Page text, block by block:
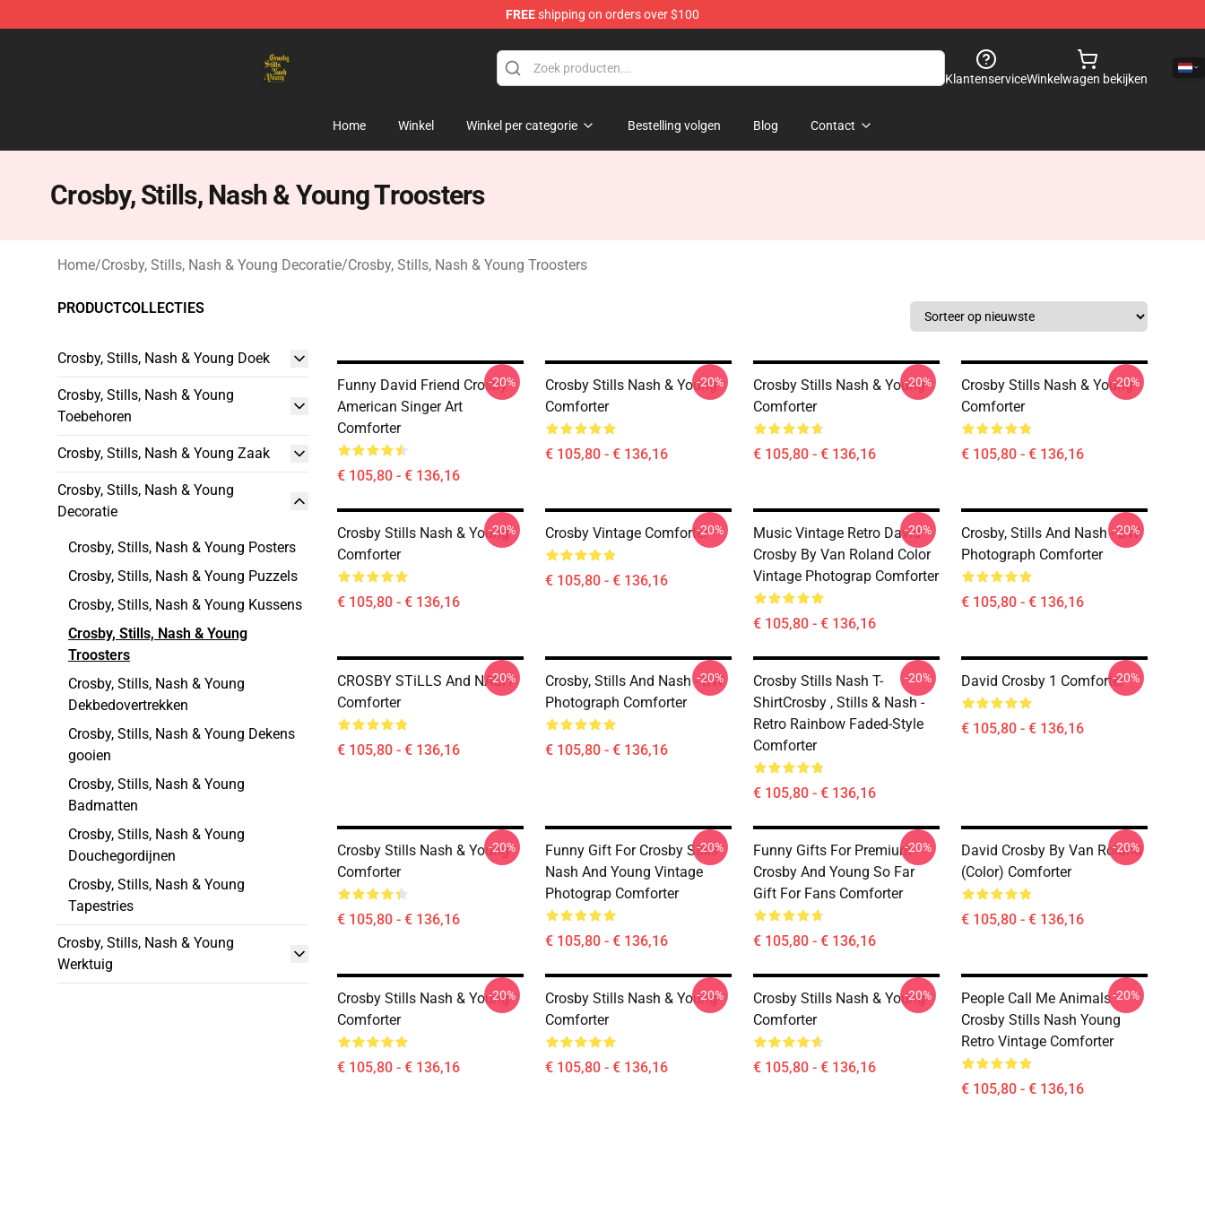
FREEshipping on orders over $100
KlantenserviceWinkelwagen bekijken
Home Winkel Winkel per categorie Bestelling volgen Blog Contact
Crosby, Stills, Nash & Young Troosters
Home/Crosby, Stills, Nash & Young Decoratie/Crosby, Stills, Nash & Young Troosters
PRODUCTCOLLECTIES
Crosby, Stills, Nash & Young Doek
Crosby, Stills, Nash & Young
Toebehoren
Crosby, Stills, Nash & Young Zaak
Crosby, Stills, Nash & Young
Decoratie
Crosby, Stills, Nash & Young Posters
Crosby, Stills, Nash & Young Puzzels
Crosby, Stills, Nash & Young Kussens
Crosby, Stills, Nash & Young
Troosters
Crosby, Stills, Nash & Young
Dekbedovertrekken
Crosby, Stills, Nash & Young Dekens
gooien
Crosby, Stills, Nash & Young
Badmatten
Crosby, Stills, Nash & Young
Douchegordijnen
Crosby, Stills, Nash & Young
Tapestries
Crosby, Stills, Nash & Young
Werktuig
Funny David Friend Crosby
American Singer Art
Comforter
€ 105,80 - € 136,16
-20%
Crosby Stills Nash & Young
Comforter
€ 105,80 - € 136,16
-20%
Crosby Stills Nash & Young
Comforter
€ 105,80 - € 136,16
-20%
Crosby Stills Nash & Young
Comforter
€ 105,80 - € 136,16
-20%
Crosby Stills Nash & Young
Comforter
€ 105,80 - € 136,16
-20% Crosby Vintage Comforter
€ 105,80 - € 136,16
-20%
Music Vintage Retro David
Crosby By Van Roland Color
Vintage Photograp Comforter
€ 105,80 - € 136,16
-20%
Crosby, Stills And Nash - BW
Photograph Comforter
€ 105,80 - € 136,16
-20%
CROSBY STiLLS And NASH
Comforter
€ 105,80 - € 136,16
-20%
Crosby, Stills And Nash - BW
Photograph Comforter
€ 105,80 - € 136,16
-20%
Crosby Stills Nash T-
ShirtCrosby , Stills & Nash -
Retro Rainbow Faded-Style
Comforter
€ 105,80 - € 136,16
-20% David Crosby 1 Comforter
€ 105,80 - € 136,16
-20%
Crosby Stills Nash & Young
Comforter
€ 105,80 - € 136,16
-20%
Funny Gift For Crosby Stills
Nash And Young Vintage
Photograp Comforter
€ 105,80 - € 136,16
-20%
Funny Gifts For Premium
Crosby And Young So Far
Gift For Fans Comforter
€ 105,80 - € 136,16
-20%
David Crosby By Van Roland
(Color) Comforter
€ 105,80 - € 136,16
-20%
Crosby Stills Nash & Young
Comforter
€ 105,80 - € 136,16
-20%
Crosby Stills Nash & Young
Comforter
€ 105,80 - € 136,16
-20%
Crosby Stills Nash & Young
Comforter
€ 105,80 - € 136,16
-20%
People Call Me Animals
Crosby Stills Nash Young
Retro Vintage Comforter
€ 105,80 - € 136,16
-20%